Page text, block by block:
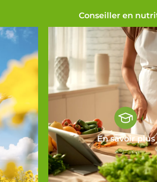
Conseiller en
En savoir plus